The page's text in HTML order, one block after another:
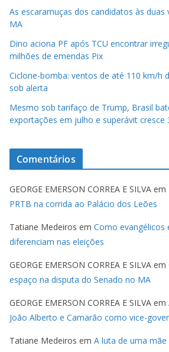
As escaramuças dos candidatos às duas
MA
Dino aciona PF após TCU encontrar
milhões de emendas Pix
Ciclone-bomba: ventos de até 110 km/h
sob alerta
Mesmo sob tarifaço de Trump, Brasil
exportações em julho e superávit cresce
Comentários
GEORGE EMERSON CORREA E SILVA em
PRTB na corrida ao Palácio dos Leões
Tatiane Medeiros em Como evangélicos
diferenciam nas eleições
GEORGE EMERSON CORREA E SILVA em
espaço na disputa do Senado no MA
GEORGE EMERSON CORREA E SILVA em
João Alberto e Camarão como vice-
Tatiane Medeiros em A luta de uma